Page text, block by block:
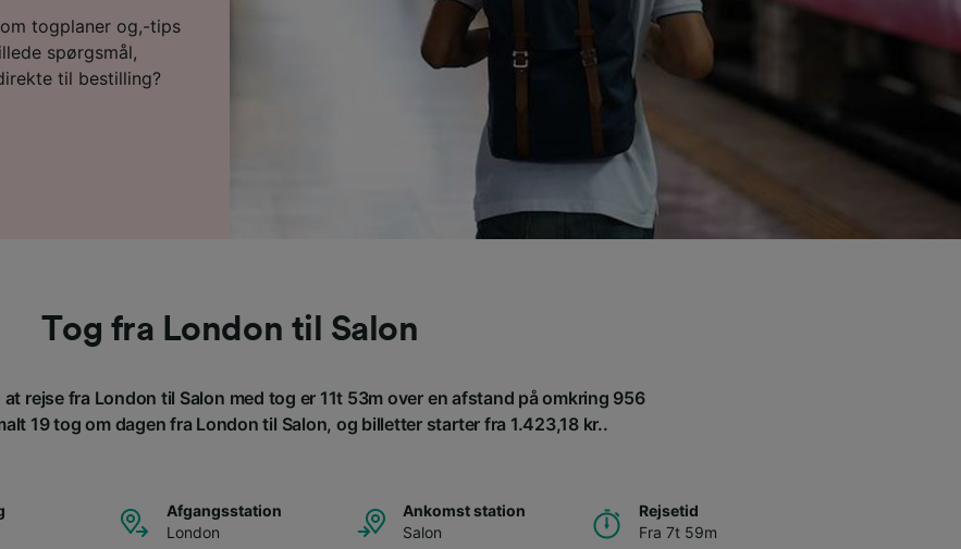
togplaner og,-tips
spørgsmål,
til bestilling?
Tog fra London til Salon
rejse fra London til Salon med tog er 11t 53m over en afstand på omkring 956
19 tog om dagen fra London til Salon, og billetter starter fra 1.423,18 kr..
Afgangsstation
London
Ankomst station
Salon
Rejsetid
Fra 7t 59m